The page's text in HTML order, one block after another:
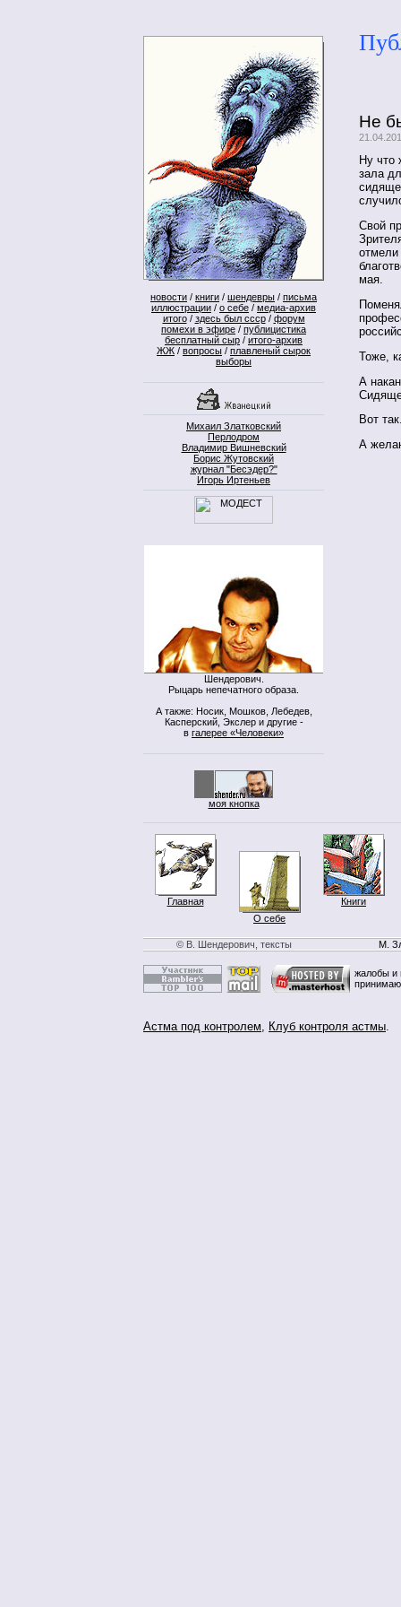
новости / книги / шендевры / письма
иллюстрации / о себе / медиа-архив
итого/ здесь был ссср/ форум
помехи в эфире / публицистика
бесплатный сыр / итого-архив
ЖЖ / вопросы / плавленый сырок
выборы
Михаил Златковский
Перлодром
Владимир Вишневский
Борис Жутовский
журнал "Бесэдер?"
Игорь Иртеньев
Шендерович.
Рыцарь непечатного образа.
А также: Носик, Мошков, Лебедев,
Касперский, Экслер и другие -
в галерее «Человеки»
моя кнопка
Не
Ну что
зала
Свой
отмели
мая.
Тоже,
А
Вот
А
Главная
О себе
Книги
© В. Шендерович, тексты М.
жалобы и
Астма под контролем, Клуб контроля астмы.